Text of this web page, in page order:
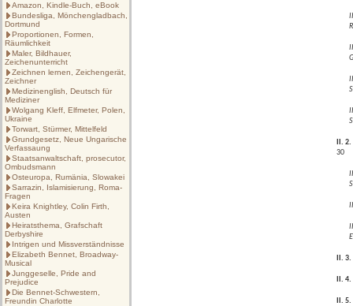
Amazon, Kindle-Buch, eBook
Bundesliga, Mönchengladbach,
Dortmund
Proportionen, Formen,
Räumlichkeit
Maler, Bildhauer,
Zeichenunterricht
Zeichnen lernen, Zeichengerät,
Zeichner
Medizinenglish, Deutsch für
Mediziner
Wolgang Kleff, Elfmeter, Polen,
Ukraine
Torwart, Stürmer, Mittelfeld
Grundgesetz, Neue Ungarische
Verfassaung
Staatsanwaltschaft, prosecutor,
Ombudsmann
Osteuropa, Rumänia, Slowakei
Sarrazin, Islamisierung, Roma-
Fragen
Keira Knightley, Colin Firth,
Austen
Heiratsthema, Grafschaft
Derbyshire
Intrigen und Missverständnisse
Elizabeth Bennet, Broadway-
Musical
Junggeselle, Pride and
Prejudice
Die Bennet-Schwestern,
Freundin Charlotte
II.
30
II.
II.
II.